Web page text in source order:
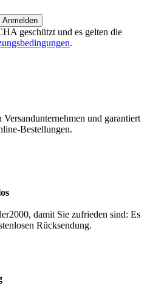
Anmelden
geschützt und es gelten die
.
und garantiert
Bestellungen.
damit Sie zufrieden sind: Es
Rücksendung.